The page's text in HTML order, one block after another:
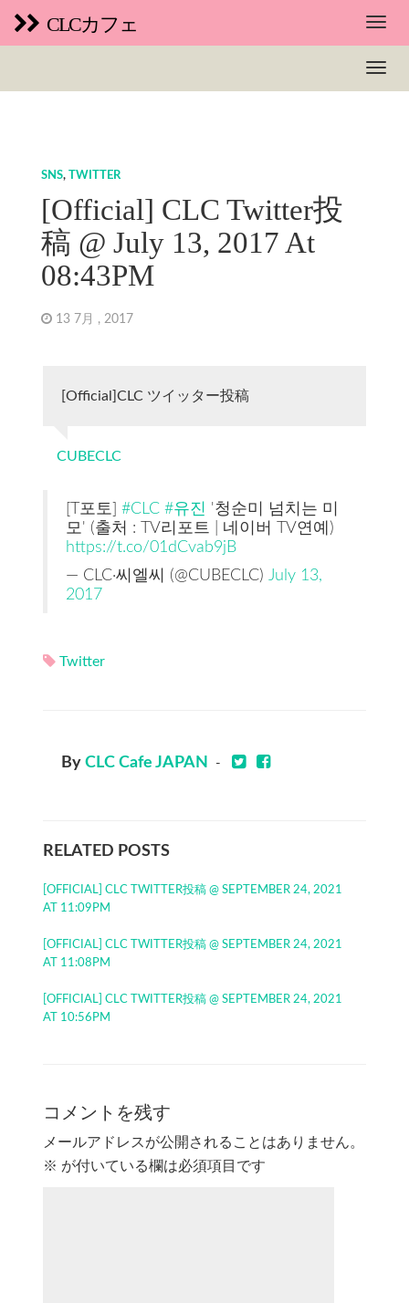
CLCカフェ
SNS, TWITTER
[Official] CLC Twitter投
稿 @ July 13, 2017 At
08:43PM
13 7月 , 2017
[Official]CLC ツイッター投稿
CUBECLC
[T포토] #CLC #유진 '청순미 넘치는 미
모' (출처 : TV리포트 | 네이버 TV연예)
https://t.co/01dCvab9jB
— CLC·씨엘씨 (@CUBECLC) July 13,
2017
Twitter
By CLC Cafe JAPAN -
RELATED POSTS
[OFFICIAL] CLC TWITTER投稿 @ SEPTEMBER 24, 2021
AT 11:09PM
[OFFICIAL] CLC TWITTER投稿 @ SEPTEMBER 24, 2021
AT 11:08PM
[OFFICIAL] CLC TWITTER投稿 @ SEPTEMBER 24, 2021
AT 10:56PM
コメントを残す
メールアドレスが公開されることはありません。
※ が付いている欄は必須項目です